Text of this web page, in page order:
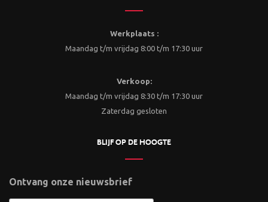
Werkplaats :
Maandag t/m vrijdag 8:00 t/m 17:30 uur
Verkoop:
Maandag t/m vrijdag 8:30 t/m 17:30 uur
Zaterdag gesloten
BLIJF OP DE HOOGTE
Ontvang onze nieuwsbrief